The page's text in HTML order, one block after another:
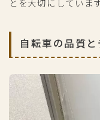
とを大切にしています
自転車の品質